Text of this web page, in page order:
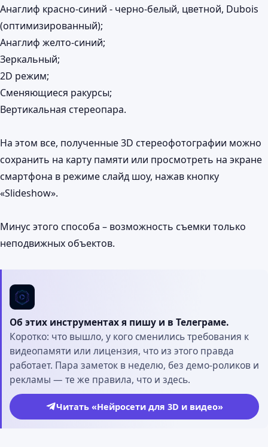
Анаглиф красно-синий - черно-белый, цветной, Dubois
(оптимизированный);
Анаглиф желто-синий;
Зеркальный;
2D режим;
Сменяющиеся ракурсы;
Вертикальная стереопара.
На этом все, полученные 3D стереофотографии можно
сохранить на карту памяти или просмотреть на экране
смартфона в режиме слайд шоу, нажав кнопку
«Slideshow».
Минус этого способа – возможность съемки только
неподвижных объектов.
Об этих инструментах я пишу и в Телеграме.
Коротко: что вышло, у кого сменились требования к
видеопамяти или лицензия, что из этого правда
работает. Пара заметок в неделю, без демо-роликов и
рекламы — те же правила, что и здесь.
Читать «Нейросети для 3D и видео»